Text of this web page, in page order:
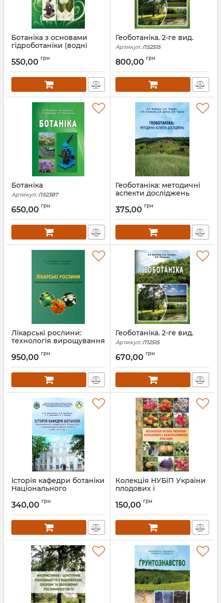
Ботаніка з основами
гідроботаніки (водні
(перевидання)
Артикул: Л12934
550,00 грн
Геоботаніка. 2-ге вид.
Артикул: Л52515
800,00 грн
Ботаніка
Артикул: Л52387
650,00 грн
Геоботаніка: методичні
аспекти досліджень
375,00 грн
Лікарські рослини:
технологія вирощування
підручник
Артикул: Л12805
950,00 грн
Геоботаніка. 2-ге вид.
Артикул: Л12515
670,00 грн
Історія кафедри ботаніки
Національного
біоресурсів і
України (1898–2018 рр.)
Л12506
340,00 грн
Колекція НУБіП України
плодових і
Артикул: Л12488
150,00 грн